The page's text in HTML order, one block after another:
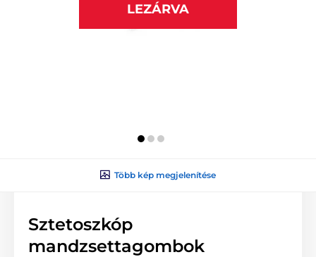
LEZÁRVA
Több kép megjelenítése
Sztetoszkóp
mandzsettagombok